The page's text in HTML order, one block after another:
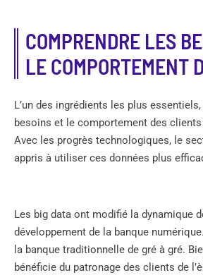
COMPRENDRE LES
LE COMPORTEMENT
L’un des ingrédients les plus
besoins et le comportement des
Avec les progrès technologiques, le
appris à utiliser ces données plus
Les big data ont modifié la dynamique
développement de la banque
la banque traditionnelle de gré à gré.
bénéficie du patronage des clients de